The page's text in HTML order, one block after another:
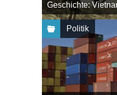
Geschichte:
Politik